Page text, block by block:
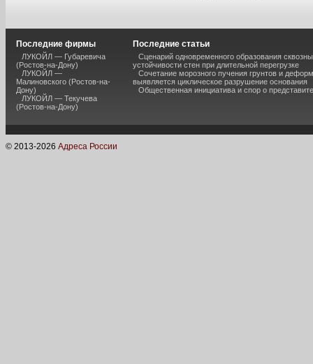
Последние фирмы
ЛУКОЙЛ — Губаревича
(Ростов-на-Дону)
ЛУКОЙЛ —
Малиновского (Ростов-на-
Дону)
ЛУКОЙЛ — Текучева
(Ростов-на-Дону)
Последние статьи
Сценарий одновременного образования
устойчивости стен при длительной перегрузке
Сочетание морозного пучения грунтов и
выявляется циклическое разрушение основания
Общественная инициатива и спор о
© 2013-2026 Адреса России